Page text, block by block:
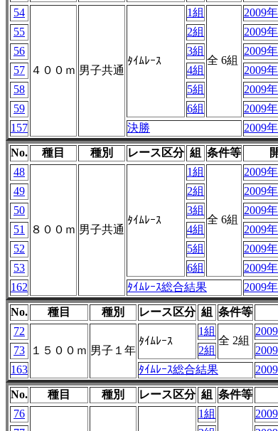
54
４００ｍ 男子共通
ﾀｲﾑﾚｰｽ
1組
全 6組
2009
55
2組 2009
56
3組 2009
57
4組 2009
58
5組 2009
59
6組 2009
157
決勝 2009
No. 種目 種別 レース区分 組 条件等
48
８００ｍ 男子共通
ﾀｲﾑﾚｰｽ
1組
全 6組
2009
49
2組 2009
50
3組 2009
51
4組 2009
52
5組 2009
53
6組 2009
162
ﾀｲﾑﾚｰｽ総合結果 2009
No. 種目 種別 レース区分 組 条件等
72
１５００ｍ 男子１年
ﾀｲﾑﾚｰｽ
1組
全 2組
73
2組
163
ﾀｲﾑﾚｰｽ総合結果
No. 種目 種別 レース区分 組 条件等
76
1組